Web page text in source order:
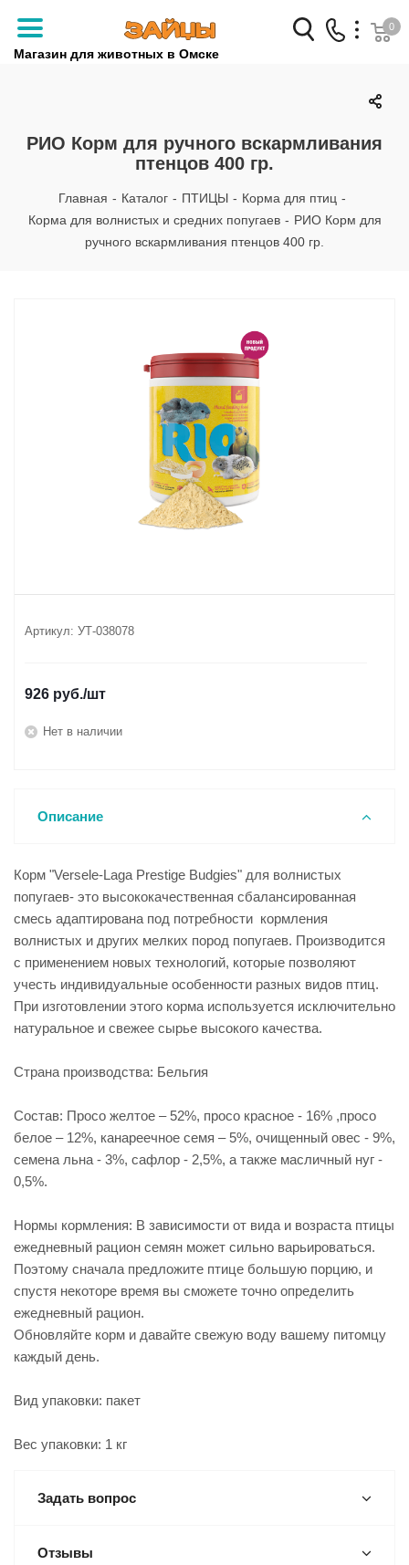
Магазин для животных в Омске
Заказать звонок
+7 (950) 959-88-32
0
РИО Корм для ручного вскармливания
птенцов 400 гр.
Главная - Каталог - ПТИЦЫ - Корма для птиц -
Корма для волнистых и средних попугаев - РИО Корм для
ручного вскармливания птенцов 400 гр.
Артикул: УТ-038078
926 руб./шт
Нет в наличии
Описание
Корм "Versele-Laga Prestige Budgies" для волнистых
попугаев- это высококачественная сбалансированная
смесь адаптирована под потребности кормления
волнистых и других мелких пород попугаев. Производится
с применением новых технологий, которые позволяют
учесть индивидуальные особенности разных видов птиц.
При изготовлении этого корма используется исключительно
натуральное и свежее сырье высокого качества.
Страна производства: Бельгия
Состав: Просо желтое – 52%, просо красное - 16% ,просо
белое – 12%, канареечное семя – 5%, очищенный овес - 9%,
семена льна - 3%, сафлор - 2,5%, а также масличный нуг -
0,5%.
Нормы кормления: В зависимости от вида и возраста птицы
ежедневный рацион семян может сильно варьироваться.
Поэтому сначала предложите птице большую порцию, и
спустя некоторе время вы сможете точно определить
ежедневный рацион.
Обновляйте корм и давайте свежую воду вашему питомцу
каждый день.
Вид упаковки: пакет
Вес упаковки: 1 кг
Задать вопрос
Отзывы